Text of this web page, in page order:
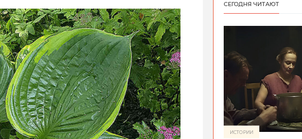
СЕГОДНЯ ЧИТАЮТ
ИСТОРИИ